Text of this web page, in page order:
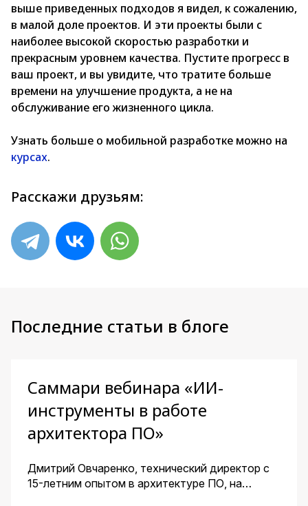
выше приведенных подходов я видел, к сожалению,
в малой доле проектов. И эти проекты были с
наиболее высокой скоростью разработки и
прекрасным уровнем качества. Пустите прогресс в
ваш проект, и вы увидите, что тратите больше
времени на улучшение продукта, а не на
обслуживание его жизненного цикла.
Узнать больше о мобильной разработке можно на
курсах.
Расскажи друзьям:
Последние статьи в блоге
Саммари вебинара «ИИ-
инструменты в работе
архитектора ПО»
Дмитрий Овчаренко, технический директор с
15-летним опытом в архитектуре ПО, на